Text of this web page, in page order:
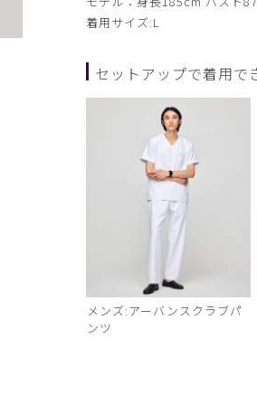
着用サイズ:L
セットアップで着用で
メンズ:アーバンスクラブパ
ンツ